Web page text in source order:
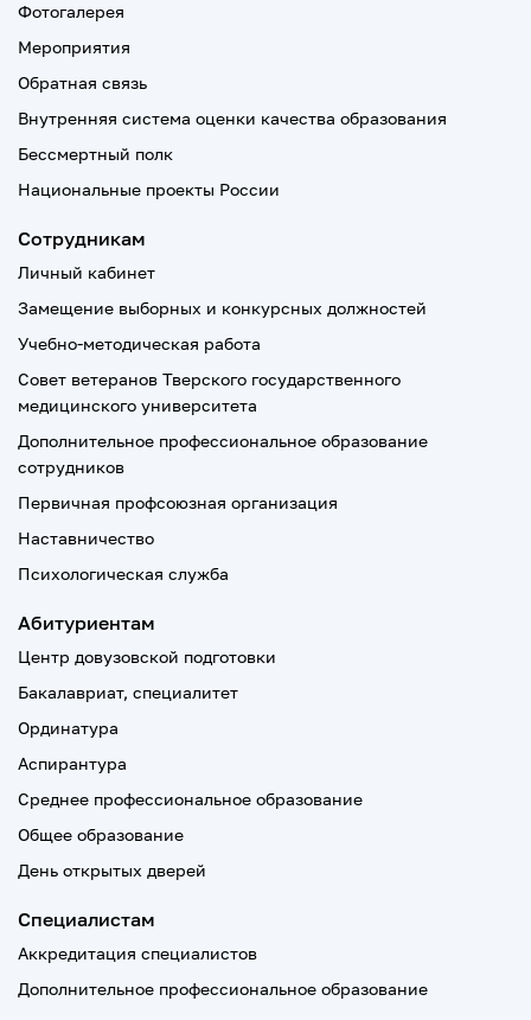
Фотогалерея
Мероприятия
Обратная связь
Внутренняя система оценки качества образования
Бессмертный полк
Национальные проекты России
Сотрудникам
Личный кабинет
Замещение выборных и конкурсных должностей
Учебно-методическая работа
Совет ветеранов Тверского государственного
медицинского университета
Дополнительное профессиональное образование
сотрудников
Первичная профсоюзная организация
Наставничество
Психологическая служба
Абитуриентам
Центр довузовской подготовки
Бакалавриат, специалитет
Ординатура
Аспирантура
Среднее профессиональное образование
Общее образование
День открытых дверей
Специалистам
Аккредитация специалистов
Дополнительное профессиональное образование